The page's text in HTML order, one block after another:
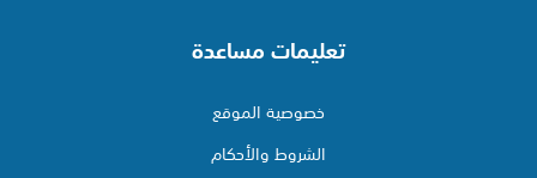
تعليمات مساعدة
خصوصية الموقع
الشروط والأحكام